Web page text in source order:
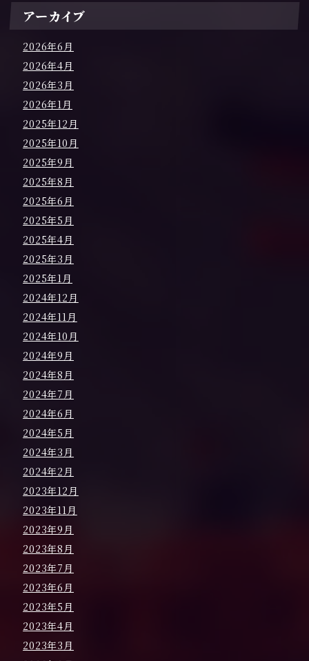
アーカイブ
2026年6月
2026年4月
2026年3月
2026年1月
2025年12月
2025年10月
2025年9月
2025年8月
2025年6月
2025年5月
2025年4月
2025年3月
2025年1月
2024年12月
2024年11月
2024年10月
2024年9月
2024年8月
2024年7月
2024年6月
2024年5月
2024年3月
2024年2月
2023年12月
2023年11月
2023年9月
2023年8月
2023年7月
2023年6月
2023年5月
2023年4月
2023年3月